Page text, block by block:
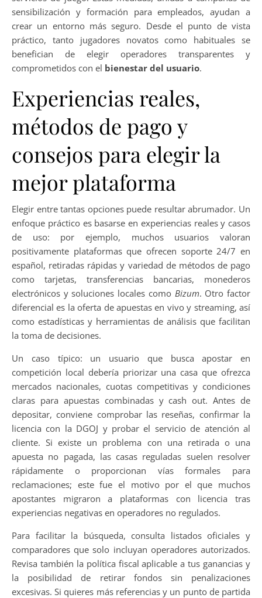
sensibilización y formación para empleados, ayudan a
crear un entorno más seguro. Desde el punto de vista
práctico, tanto jugadores novatos como habituales se
benefician de elegir operadores transparentes y
comprometidos con el bienestar del usuario.
Experiencias reales,
métodos de pago y
consejos para elegir la
mejor plataforma
Elegir entre tantas opciones puede resultar abrumador. Un
enfoque práctico es basarse en experiencias reales y casos
de uso: por ejemplo, muchos usuarios valoran
positivamente plataformas que ofrecen soporte 24/7 en
español, retiradas rápidas y variedad de métodos de pago
como tarjetas, transferencias bancarias, monederos
electrónicos y soluciones locales como Bizum. Otro factor
diferencial es la oferta de apuestas en vivo y streaming, así
como estadísticas y herramientas de análisis que facilitan
la toma de decisiones.
Un caso típico: un usuario que busca apostar en
competición local debería priorizar una casa que ofrezca
mercados nacionales, cuotas competitivas y condiciones
claras para apuestas combinadas y cash out. Antes de
depositar, conviene comprobar las reseñas, confirmar la
licencia con la DGOJ y probar el servicio de atención al
cliente. Si existe un problema con una retirada o una
apuesta no pagada, las casas reguladas suelen resolver
rápidamente o proporcionan vías formales para
reclamaciones; este fue el motivo por el que muchos
apostantes migraron a plataformas con licencia tras
experiencias negativas en operadores no regulados.
Para facilitar la búsqueda, consulta listados oficiales y
comparadores que solo incluyan operadores autorizados.
Revisa también la política fiscal aplicable a tus ganancias y
la posibilidad de retirar fondos sin penalizaciones
excesivas. Si quieres más referencias y un punto de partida